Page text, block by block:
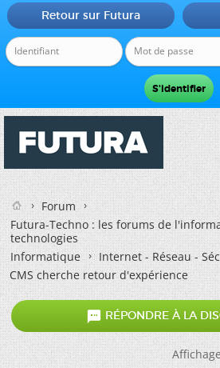
Retour sur Futura
Forum
Futura-Techno : les forums de
technologies
Informatique
Internet - Réseau -
CMS cherche retour d'expérience
 RÉPONDRE À LA